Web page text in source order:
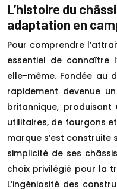
L’histoire du
adaptation en
Pour comprendre
essentiel de connaître
elle-même. Fondée au
rapidement devenue
britannique,
utilitaires, de fourgons
marque s’est
simplicité de ses
choix privilégié pour la
L’ingéniosité des